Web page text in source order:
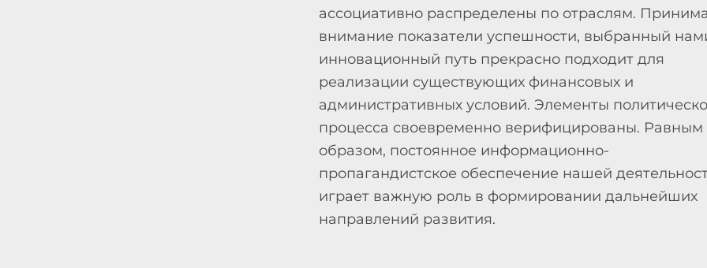
ассоциативно распределены по отраслям.
внимание показатели успешности, выбранный
инновационный путь прекрасно подходит для
реализации существующих финансовых и
административных условий. Элементы
процесса своевременно верифицированы. Равным
образом, постоянное информационно-
пропагандистское обеспечение нашей
играет важную роль в формировании дальнейших
направлений развития.